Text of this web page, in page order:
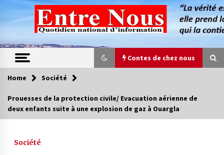
content
Contes de chez nous
Contes de chez nous
Quand la mère n’est plus là (17e partie)
Home Société
Prouesses de la protection civile/ Evacuation aérienne de
deux enfants suite à une explosion de gaz à Ouargla
Société